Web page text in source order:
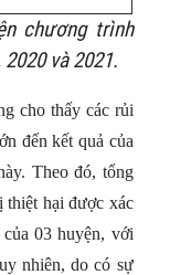
chương trình
và 2021.
cho thấy các rủi
đến kết quả của
Theo đó, tổng
thiệt hại được xác
03 huyện, với
nhiên, do có sự